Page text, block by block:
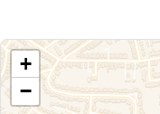
+
−